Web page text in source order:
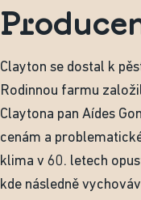
Clayton se dostal k
Rodinnou farmu
Claytona pan Aídes
cenám a
klima v 60. letech
kde následně